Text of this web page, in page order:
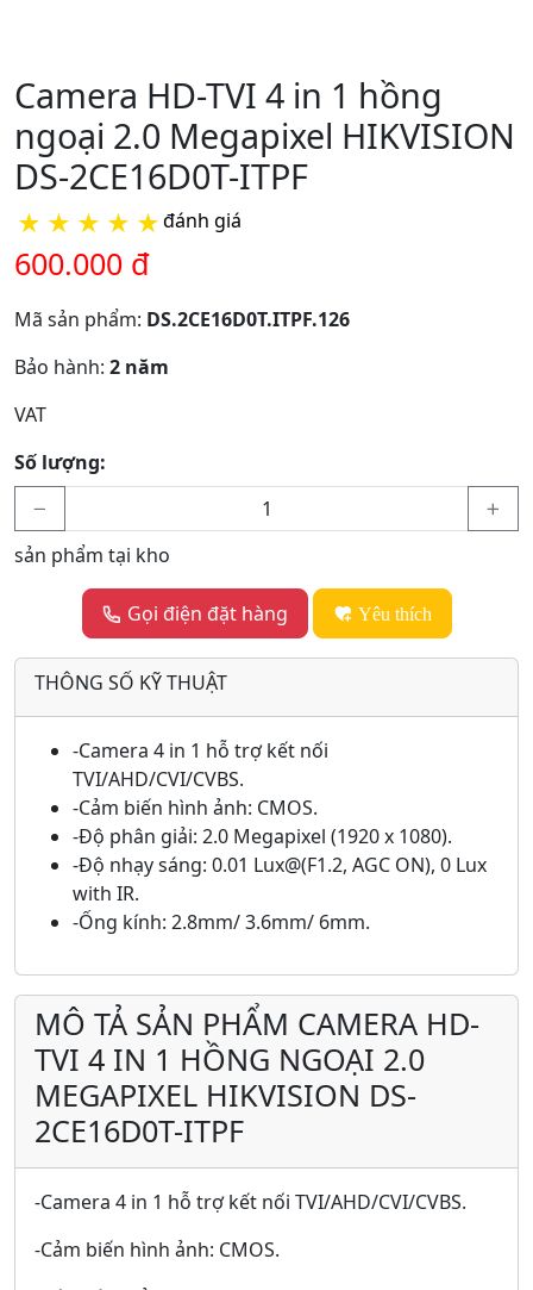
Camera HD-TVI 4 in 1 hồng
ngoại 2.0 Megapixel HIKVISION
DS-2CE16D0T-ITPF
★ ★ ★ ★ ★đánh giá
600.000 đ
Mã sản phẩm: DS.2CE16D0T.ITPF.126
Bảo hành: 2 năm
VAT
Số lượng:
sản phẩm tại kho
Gọi điện đặt hàng Yêu thích
THÔNG SỐ KỸ THUẬT
-Camera 4 in 1 hỗ trợ kết nối
TVI/AHD/CVI/CVBS.
-Cảm biến hình ảnh: CMOS.
-Độ phân giải: 2.0 Megapixel (1920 x 1080).
-Độ nhạy sáng: 0.01 Lux@(F1.2, AGC ON), 0 Lux
with IR.
-Ống kính: 2.8mm/ 3.6mm/ 6mm.
MÔ TẢ SẢN PHẨM CAMERA HD-
TVI 4 IN 1 HỒNG NGOẠI 2.0
MEGAPIXEL HIKVISION DS-
2CE16D0T-ITPF
-Camera 4 in 1 hỗ trợ kết nối TVI/AHD/CVI/CVBS.
-Cảm biến hình ảnh: CMOS.